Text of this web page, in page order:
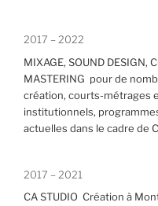
2017 – 2022
MIXAGE, SOUND DESIGN,
MASTERING pour de
création, courts-métrages
institutionnels,
actuelles dans le cadre de
2017 – 2021
CA STUDIO Création à